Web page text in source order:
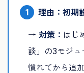
1 理由：初期
→ 対策： はじ
談」の3モジュ
慣れてから追